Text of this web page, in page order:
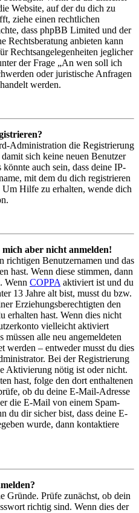
Website, auf der du dich zu
ziehe einen rechtlichen
dass phpBB Limited und der
Rechtsberatung anbieten kann
Rechtsangelegenheiten jeglicher
der Frage „An wen soll ich
oder juristische Anfragen
werden.
Administration die Registrierung
sich keine neuen Benutzer
auch sein, dass deine IP-
mit dem du dich registrieren
Um Hilfe zu erhalten, wende dich
aber nicht anmelden!
richtigen Benutzernamen und das
hast. Wenn diese stimmen, dann
Wenn COPPA aktiviert ist und du
13 Jahre alt bist, musst du bzw.
Erziehungsberechtigten den
erhalten hast. Wenn dies nicht
vielleicht aktiviert
alle neu angemeldeten
werden – entweder musst du dies
Bei der Registrierung
Aktivierung nötig ist oder nicht.
hast, folge den dort enthaltenen
ob du deine E-Mail-Adresse
die E-Mail von einem Spam-
du dir sicher bist, dass deine E-
wurde, dann kontaktiere
Gründe. Prüfe zunächst, ob dein
richtig sind. Wenn dies der